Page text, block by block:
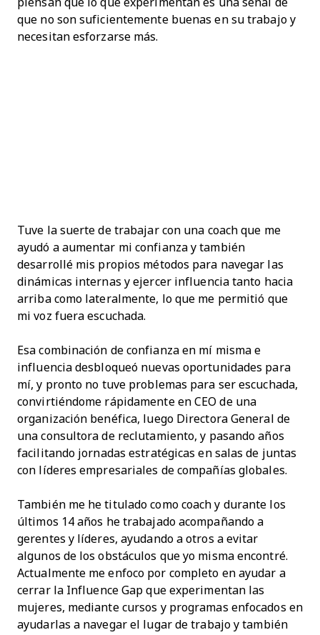
piensan que lo que experimentan es una señal de
que no son suficientemente buenas en su trabajo y
necesitan esforzarse más.
Tuve la suerte de trabajar con una coach que me
ayudó a aumentar mi confianza y también
desarrollé mis propios métodos para navegar las
dinámicas internas y ejercer influencia tanto hacia
arriba como lateralmente, lo que me permitió que
mi voz fuera escuchada.
Esa combinación de confianza en mí misma e
influencia desbloqueó nuevas oportunidades para
mí, y pronto no tuve problemas para ser escuchada,
convirtiéndome rápidamente en CEO de una
organización benéfica, luego Directora General de
una consultora de reclutamiento, y pasando años
facilitando jornadas estratégicas en salas de juntas
con líderes empresariales de compañías globales.
También me he titulado como coach y durante los
últimos 14 años he trabajado acompañando a
gerentes y líderes, ayudando a otros a evitar
algunos de los obstáculos que yo misma encontré.
Actualmente me enfoco por completo en ayudar a
cerrar la Influence Gap que experimentan las
mujeres, mediante cursos y programas enfocados en
ayudarlas a navegar el lugar de trabajo y también